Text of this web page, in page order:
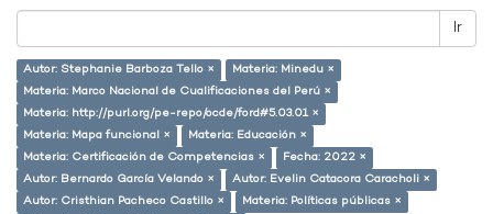
Ir
Autor: Stephanie Barboza Tello ×
Materia: Minedu ×
Materia: Marco Nacional de Cualificaciones del Perú ×
Materia: http://purl.org/pe-repo/ocde/ford#5.03.01 ×
Materia: Mapa funcional ×
Materia: Educación ×
Materia: Certificación de Competencias ×
Fecha: 2022 ×
Autor: Bernardo García Velando ×
Autor: Evelin Catacora Caracholi ×
Autor: Cristhian Pacheco Castillo ×
Materia: Políticas públicas ×